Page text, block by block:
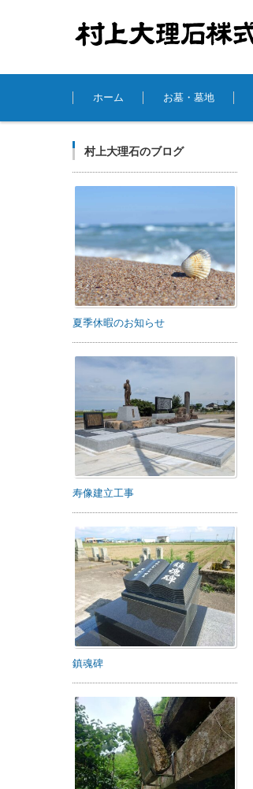
コンテンツに移動
ホーム
お墓・墓地
村上大理石のブログ
夏季休暇のお知らせ
寿像建立工事
鎮魂碑